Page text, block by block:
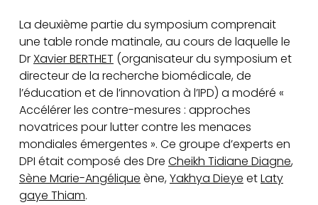
La deuxième partie du symposium comprenait
une table ronde matinale, au cours de laquelle le
DrXavier BERTHET (organisateur du symposium et
directeur de la recherche biomédicale, de
l’éducation et de l’innovation à l’IPD) a modéré «
Accélérer les contre-mesures : approches
novatrices pour lutter contre les menaces
mondiales émergentes ». Ce groupe d’experts en
DPI était composé des Dre Cheikh Tidiane Diagne,
Sène Marie-Angélique ène,Yakhya Dieye etLaty
gaye Thiam.